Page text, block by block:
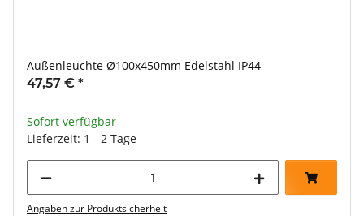
Außenleuchte Ø100x450mm Edelstahl IP44
47,57 € *
Sofort verfügbar
Lieferzeit: 1 - 2 Tage
Angaben zur Produktsicherheit